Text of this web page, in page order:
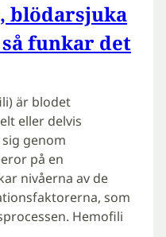
blödarsjuka
funkar det
är blodet
eller delvis
genom
på en
nivåerna av de
som
Hemofili